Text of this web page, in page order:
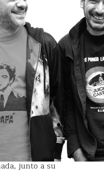
junto a su